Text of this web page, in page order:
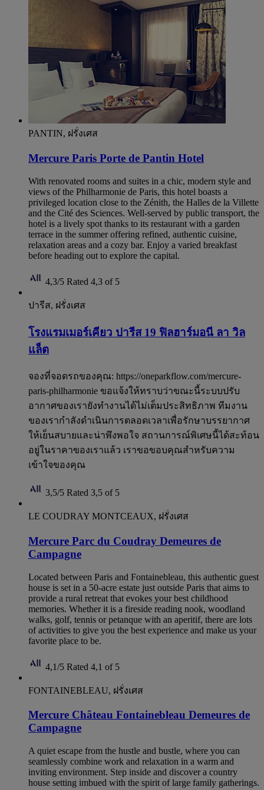
PANTIN, ฝรั่งเศส
Mercure Paris Porte de Pantin Hotel
With renovated rooms and suites in a chic, modern style and
views of the Philharmonie de Paris, this hotel boasts a
privileged location close to the Zénith, the Halles de la Villette
and the Cité des Sciences. Well-served by public transport, the
hotel is a lively spot thanks to its restaurant with a garden
terrace in the summer offering refined, authentic cuisine,
relaxation areas and a cozy bar. Enjoy a varied breakfast
before heading out to explore the capital.
4,3/5 Rated 4,3 of 5
ปารีส, ฝรั่งเศส
โรงแรมเมอร์เคียว ปารีส 19 ฟิลฮาร์มอนี ลา วิล
แล็ต
จองที่จอดรถของคุณ: https://oneparkflow.com/mercure-
paris-philharmonie ขอแจ้งให้ทราบว่าขณะนี้ระบบปรับ
อากาศของเรายังทำงานได้ไม่เต็มประสิทธิภาพ ทีมงาน
ของเรากำลังดำเนินการตลอดเวลาเพื่อรักษาบรรยากาศ
ให้เย็นสบายและน่าพึงพอใจ สถานการณ์พิเศษนี้ได้สะท้อน
อยู่ในราคาของเราแล้ว เราขอขอบคุณสำหรับความ
เข้าใจของคุณ
3,5/5 Rated 3,5 of 5
LE COUDRAY MONTCEAUX, ฝรั่งเศส
Mercure Parc du Coudray Demeures de
Campagne
Located between Paris and Fontainebleau, this authentic guest
house is set in a 50-acre estate just outside Paris that aims to
provide a rural retreat that evokes your best childhood
memories. Whether it is a fireside reading nook, woodland
walks, golf, tennis or petanque with an aperitif, there are lots
of activities to give you the best experience and make us your
favorite place to be.
4,1/5 Rated 4,1 of 5
FONTAINEBLEAU, ฝรั่งเศส
Mercure Château Fontainebleau Demeures de
Campagne
A quiet escape from the hustle and bustle, where you can
seamlessly combine work and relaxation in a warm and
inviting environment. Step inside and discover a country
house setting imbued with the spirit of large family gatherings.